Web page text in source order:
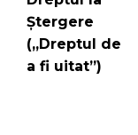
Ștergere
(„Dreptul de
a fi uitat”)